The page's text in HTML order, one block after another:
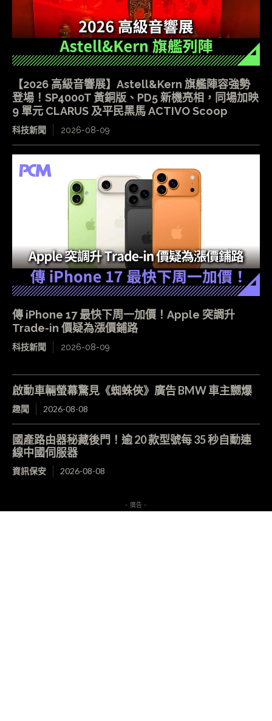
【2026 高級音響展】Astell&Kern 旗艦陣容強勢
登場！SP4000T 黃銅版、PD5 新機亮相，同場加映
9 單元 CLARUS 及平民黑馬 ACTIVO Scoop
科技新聞 2026-08-09
傳 iPhone 17 最快下周一加價！Apple 突調升
Trade-in 價疑為漲價鋪路
科技新聞 2026-08-09
啟動車輛螢幕驚見《蜘蛛俠》廣告 BMW 車主嬲爆
趣聞 2026-08-08
國產路由器秘藏後門！逾 20 款型號每 35 秒自動連
線中國伺服器
資訊保安 2026-08-08
- 廣告 -